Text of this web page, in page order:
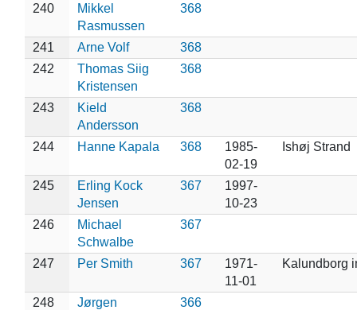
240
Mikkel
Rasmussen
368
241 Arne Volf
368
242
Thomas Siig
Kristensen
368
243
Kield
Andersson
368
244 Hanne Kapala 368
1985-
02-19
Ishøj Strand
245
Erling Kock
Jensen
367
1997-
10-23
246
Michael
Schwalbe
367
247 Per Smith 367
1971-
11-01
Kalundborg
248
Jørgen
366